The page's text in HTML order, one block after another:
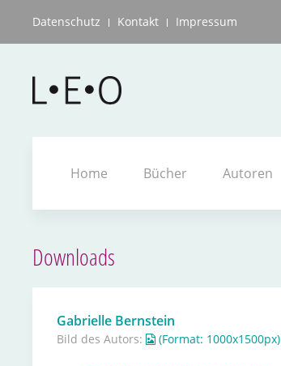
Datenschutz Kontakt Impressum
Home Bücher Autoren
Downloads
Gabrielle Bernstein
Bild des Autors: (Format: 1000x1500px)